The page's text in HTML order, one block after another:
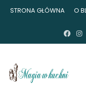
STRONA GŁÓWNA O